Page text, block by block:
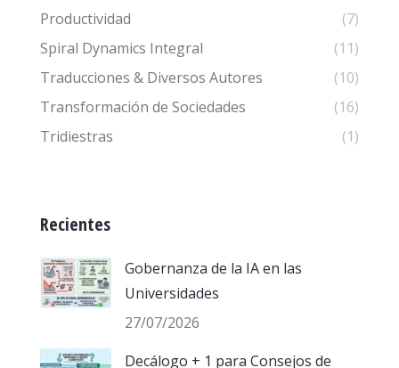
Productividad
(7)
Spiral Dynamics Integral
(11)
Traducciones & Diversos Autores
(10)
Transformación de Sociedades
(16)
Tridiestras
(1)
Recientes
Gobernanza de la IA en las
Universidades
27/07/2026
Decálogo + 1 para Consejos de